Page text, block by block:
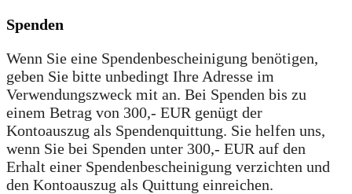
Spenden
Wenn Sie eine Spendenbescheinigung benötigen,
geben Sie bitte unbedingt Ihre Adresse im
Verwendungszweck mit an. Bei Spenden bis zu
einem Betrag von 300,- EUR genügt der
Kontoauszug als Spendenquittung. Sie helfen uns,
wenn Sie bei Spenden unter 300,- EUR auf den
Erhalt einer Spendenbescheinigung verzichten und
den Kontoauszug als Quittung einreichen.